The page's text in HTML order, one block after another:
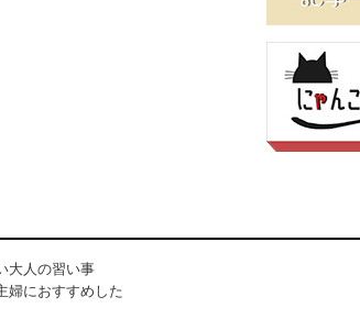
大人の習い事
におすすめした